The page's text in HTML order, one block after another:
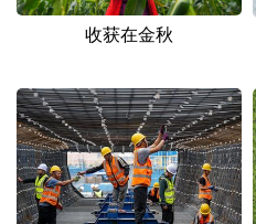
四川 贵州
新疆 内蒙古
多语种频道
收获在金秋